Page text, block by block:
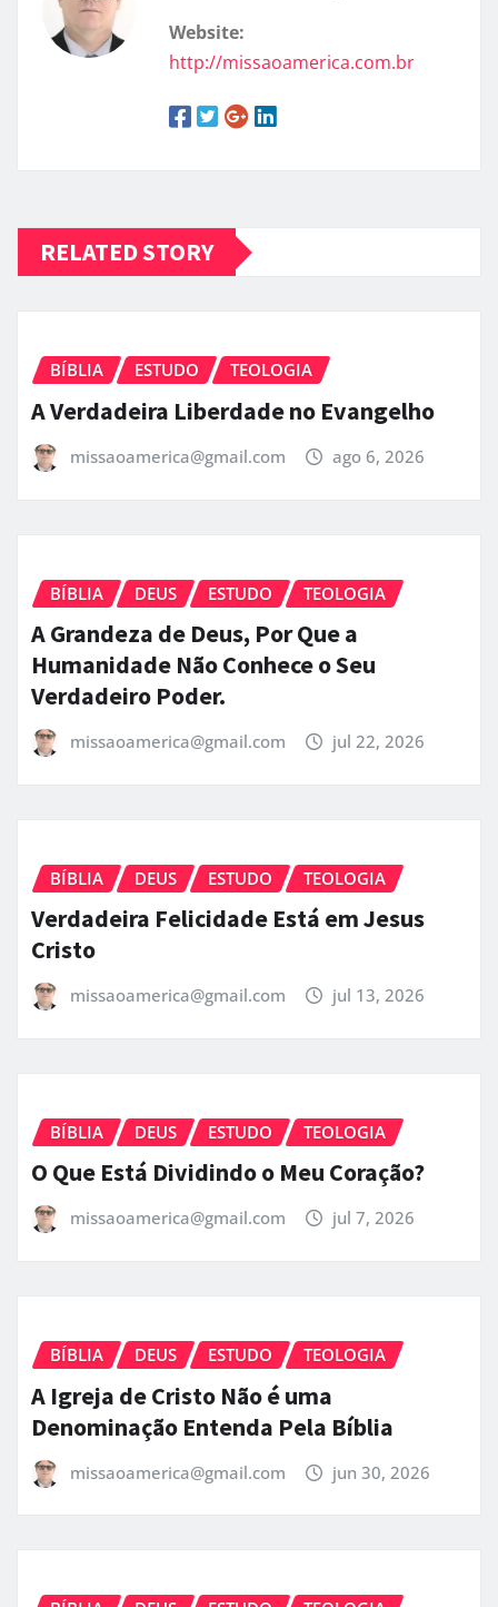
Website:
http://missaoamerica.com.br
RELATED STORY
BÍBLIA ESTUDO TEOLOGIA
A Verdadeira Liberdade no Evangelho
missaoamerica@gmail.com ago 6, 2026
BÍBLIA DEUS ESTUDO TEOLOGIA
A Grandeza de Deus, Por Que a
Humanidade Não Conhece o Seu
Verdadeiro Poder.
missaoamerica@gmail.com jul 22, 2026
BÍBLIA DEUS ESTUDO TEOLOGIA
Verdadeira Felicidade Está em Jesus
Cristo
missaoamerica@gmail.com jul 13, 2026
BÍBLIA DEUS ESTUDO TEOLOGIA
O Que Está Dividindo o Meu Coração?
missaoamerica@gmail.com jul 7, 2026
BÍBLIA DEUS ESTUDO TEOLOGIA
A Igreja de Cristo Não é uma
Denominação Entenda Pela Bíblia
missaoamerica@gmail.com jun 30, 2026